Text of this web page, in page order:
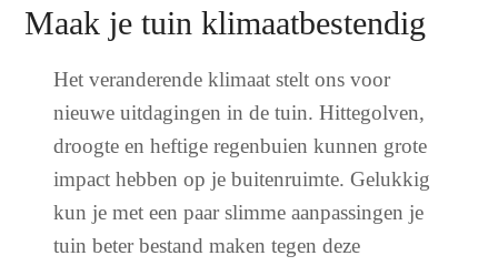
Maak je tuin klimaatbestendig
Het veranderende klimaat stelt ons voor
nieuwe uitdagingen in de tuin. Hittegolven,
droogte en heftige regenbuien kunnen grote
impact hebben op je buitenruimte. Gelukkig
kun je met een paar slimme aanpassingen je
tuin beter bestand maken tegen deze